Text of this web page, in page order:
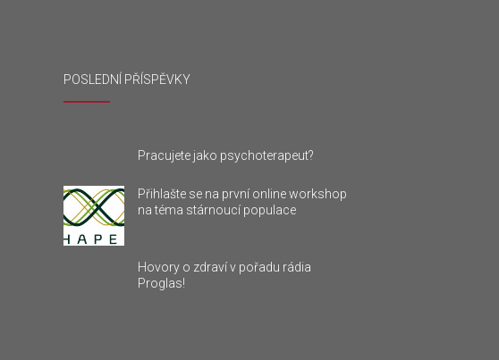
POSLEDNÍ PŘÍSPĚVKY
Pracujete jako psychoterapeut?
Přihlašte se na první online workshop
na téma stárnoucí populace
Hovory o zdraví v pořadu rádia
Proglas!